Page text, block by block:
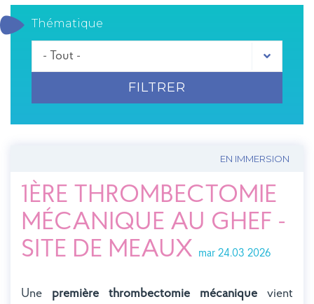
Thématique
FILTRER
EN IMMERSION
1ÈRE THROMBECTOMIE
MÉCANIQUE AU GHEF -
SITE DE MEAUX
mar 24.03 2026
Une première thrombectomie mécanique vient